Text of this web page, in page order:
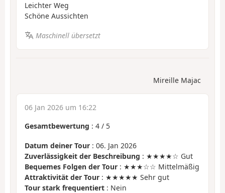
Leichter Weg
Schöne Aussichten
Maschinell übersetzt
Mireille Majac
06 Jan 2026 um 16:22
Gesamtbewertung : 4 / 5
Datum deiner Tour : 06. Jan 2026
Zuverlässigkeit der Beschreibung : ★★★★☆ Gut
Bequemes Folgen der Tour : ★★★☆☆ Mittelmäßig
Attraktivität der Tour : ★★★★★ Sehr gut
Tour stark frequentiert : Nein